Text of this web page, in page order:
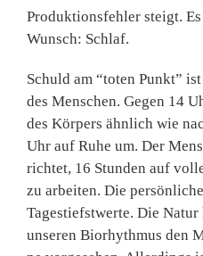
Produktionsfehler steigt.
Wunsch: Schlaf.
Schuld am “toten Punkt”
des Men­schen. Gegen 14
des Körpers ähnlich wie
Uhr auf Ruhe um. Der
richtet, 16 Stunden auf
zu arbeiten. Die
Tagestiefst­werte. Die
unseren Biorhythmus den